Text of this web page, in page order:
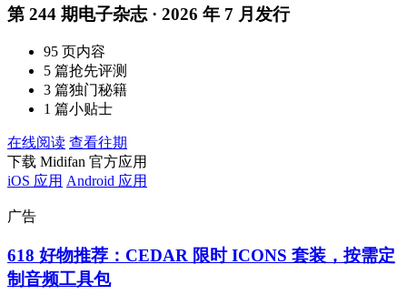
第 244 期电子杂志 · 2026 年 7 月发行
95 页内容
5 篇抢先评测
3 篇独门秘籍
1 篇小贴士
在线阅读 查看往期
下载 Midifan 官方应用
iOS 应用 Android 应用
广告
618 好物推荐：CEDAR 限时 ICONS 套装，按需定
制音频工具包